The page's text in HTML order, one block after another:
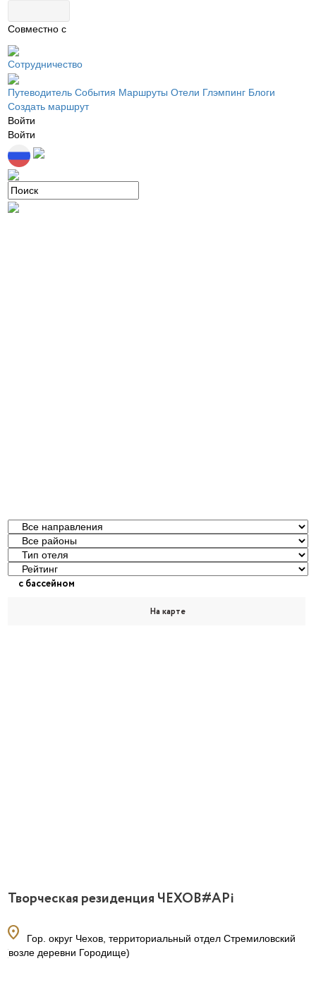
Совместно с
Сотрудничество
Путеводитель События Маршруты Отели Глэмпинг Блоги
Создать маршрут
Войти
Войти
c бассейном
На карте
Творческая резиденция ЧЕХОВ#APi
location_on
Гор. округ Чехов, территориальный отдел Стремиловский
(возле деревни Городище)